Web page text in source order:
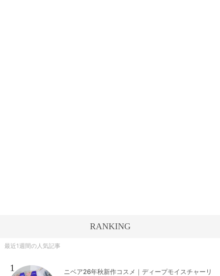
RANKING
最近1週間の人気記事
1
ニベア26年秋新作コスメ｜ディープモイスチャーリ